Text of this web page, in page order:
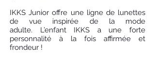
IKKS Junior offre une ligne de lunettes
de vue inspirée de la mode
adulte. L’enfant IKKS a une forte
personnalité à la fois affirmée et
frondeur !